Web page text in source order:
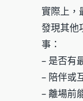
實際上，
發現其他
事：
– 是否有
– 陪伴或
– 離場前